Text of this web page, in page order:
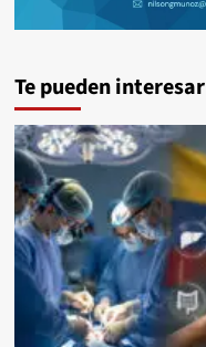
Te pueden interesar